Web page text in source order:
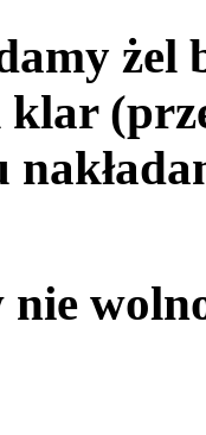
żel
nie